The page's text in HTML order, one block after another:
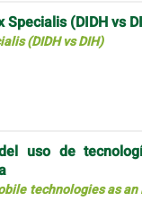
(DIDH vs
(DIDH vs DIH)
uso de
technologies as